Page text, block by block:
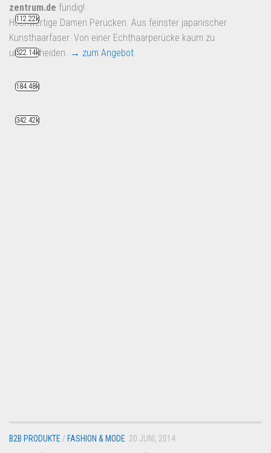
zentrum.de fündig!
Hochwertige Damen Perücken. Aus feinster japanischer
Kunsthaarfaser. Von einer Echthaarperücke kaum zu
unterscheiden. → zum Angebot
B2B PRODUKTE /FASHION & MODE 20 JUNI, 2014
112.22k
522.14k
184.48k
342.42k